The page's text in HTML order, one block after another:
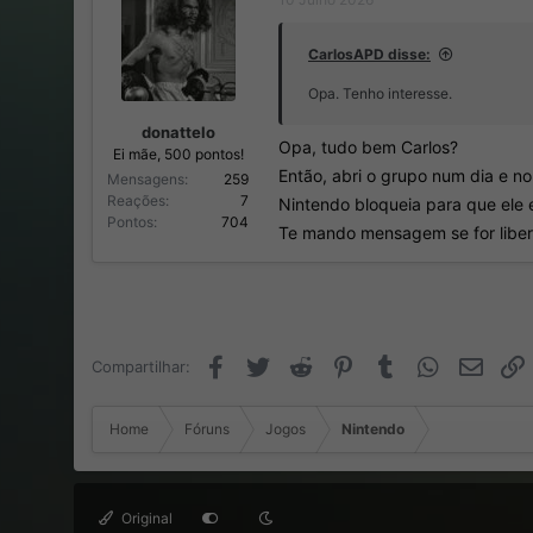
donattelo
Ei mãe, 500 pontos!
Mensagens
259
Reações
7
Pontos
704
CarlosAPD disse:
Opa. Tenho interesse.
Opa, tudo bem Carlos?
Então, abri o grupo num dia e
Nintendo bloqueia para que ele
Te mando mensagem se for
Compartilhar: Facebook
Twitter Reddit PinterestTumblr WhatsApp
Email
Home Fóruns Jogos Nintendo
Original